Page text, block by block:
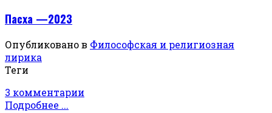
Пасха —2023
Опубликовано в Философская и религиозная
лирика
Теги
3 комментарии
Подробнее ...